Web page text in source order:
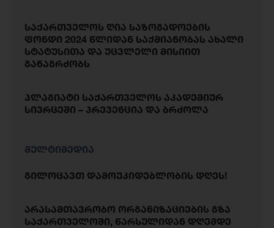
საქართველოს ღია საზოგადოების
ფონდი 2024 წლიდან საქმიანობას ახალი
სტატუსითა და უცვლელი მისიით
განაგრძობს
პლაგიატი საქართველოს აკადემიურ
სივრცეში – პრევენცია და ბრძოლა
მულტიმედია
გილოცავთ დამოუკიდებლობის დღეს!
არასამთავრობო ორგანიზაციების გზა
საქართველოში, წარსულიდან დღემდე